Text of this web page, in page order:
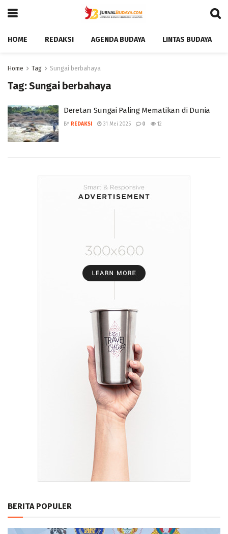
HOME REDAKSI AGENDA BUDAYA LINTAS BUDAYA
Home Tag Sungai berbahaya
Tag:Sungai berbahaya
Deretan Sungai Paling Mematikan di Dunia
BY REDAKSI 31 Mei 2025 0 12
BERITA POPULER